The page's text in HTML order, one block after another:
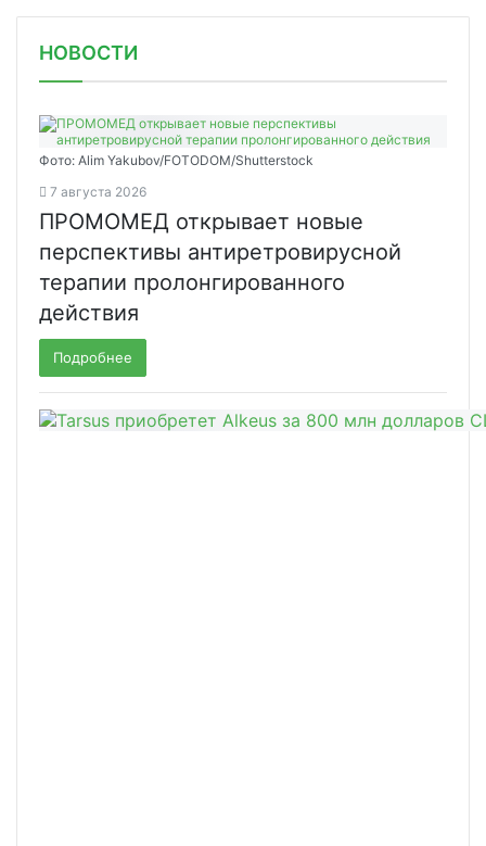
НОВОСТИ
Фото: Alim Yakubov/FOTODOM/Shutterstock
7 августа 2026
ПРОМОМЕД открывает новые
перспективы антиретровирусной
терапии пролонгированного
действия
Подробнее